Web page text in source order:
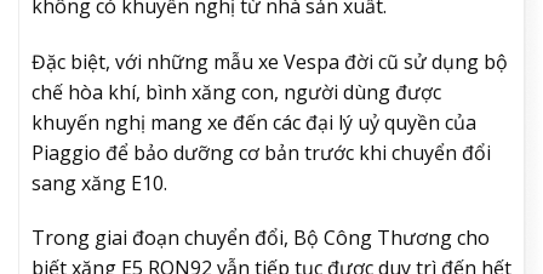
không có khuyến nghị từ nhà sản xuất.
Đặc biệt, với những mẫu xe Vespa đời cũ sử dụng bộ
chế hòa khí, bình xăng con, người dùng được
khuyến nghị mang xe đến các đại lý uỷ quyền của
Piaggio để bảo dưỡng cơ bản trước khi chuyển đổi
sang xăng E10.
Trong giai đoạn chuyển đổi, Bộ Công Thương cho
biết xăng E5 RON92 vẫn tiếp tục được duy trì đến hết